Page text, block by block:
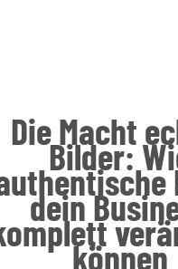
Die Macht
Bilder:
dein
können